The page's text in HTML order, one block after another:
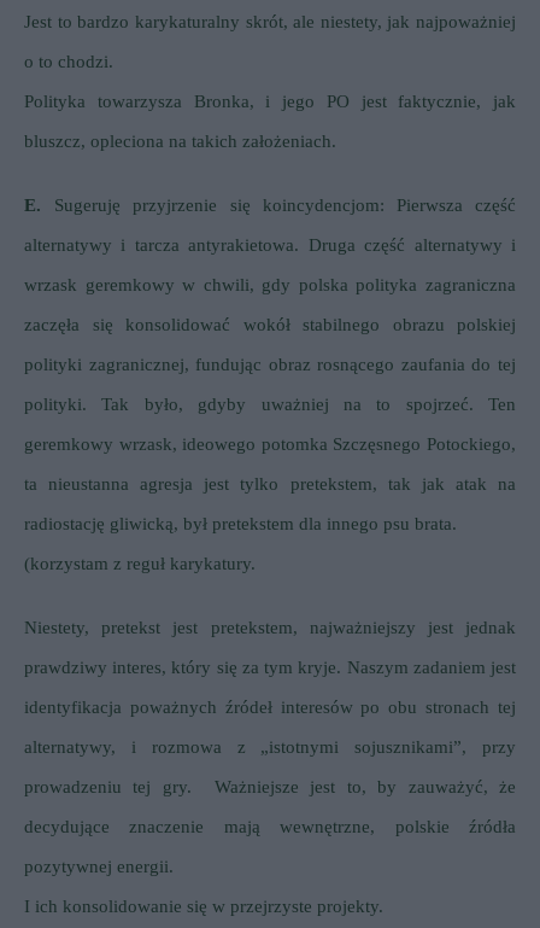
Jest to bardzo karykaturalny skrót, ale niestety, jak najpoważniej
o to chodzi.
Polityka towarzysza Bronka, i jego PO jest faktycznie, jak
bluszcz, opleciona na takich założeniach.
E. Sugeruję przyjrzenie się koincydencjom: Pierwsza część
alternatywy i tarcza antyrakietowa. Druga część alternatywy i
wrzask geremkowy w chwili, gdy polska polityka zagraniczna
zaczęła się konsolidować wokół stabilnego obrazu polskiej
polityki zagranicznej, fundując obraz rosnącego zaufania do tej
polityki.Tak było, gdyby uważniej na to spojrzeć. Ten
geremkowy wrzask, ideowego potomka Szczęsnego Potockiego,
ta nieustanna agresja jest tylko pretekstem, tak jak atak na
radiostację gliwicką, był pretekstem dla innego psu brata.
(korzystam z reguł karykatury.
Niestety, pretekst jest pretekstem, najważniejszy jest jednak
prawdziwy interes, który się za tym kryje. Naszym zadaniem jest
identyfikacja poważnych źródeł interesów po obu stronach tej
alternatywy, i rozmowa z „istotnymi sojusznikami”, przy
prowadzeniu tej gry. Ważniejsze jest to, by zauważyć, że
decydujące znaczenie mają wewnętrzne, polskie źródła
pozytywnej energii.
I ich konsolidowanie się w przejrzyste projekty.